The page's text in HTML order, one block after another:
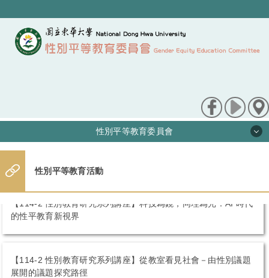
到
性別平等教育委員會
關於我們
性平法規
申訴/檢舉管道
性別平等教育活動
【114-2 性別教育研究系列講座】科技為鏡，同理為光：AI 時代
的性平教育新視界
【114-2 性別教育研究系列講座】從教室看見社會－由性別議題
展開的議題探究路徑